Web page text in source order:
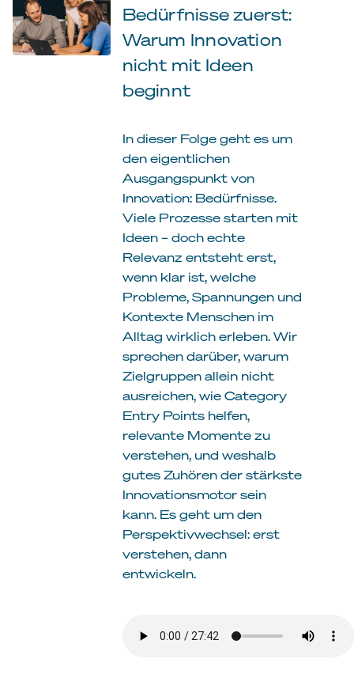
Bedürfnisse zuerst:
Warum Innovation
nicht mit Ideen
beginnt
In dieser Folge geht es um
den eigentlichen
Ausgangspunkt von
Innovation: Bedürfnisse.
Viele Prozesse starten mit
Ideen – doch echte
Relevanz entsteht erst,
wenn klar ist, welche
Probleme, Spannungen und
Kontexte Menschen im
Alltag wirklich erleben. Wir
sprechen darüber, warum
Zielgruppen allein nicht
ausreichen, wie Category
Entry Points helfen,
relevante Momente zu
verstehen, und weshalb
gutes Zuhören der stärkste
Innovationsmotor sein
kann. Es geht um den
Perspektivwechsel: erst
verstehen, dann
entwickeln.